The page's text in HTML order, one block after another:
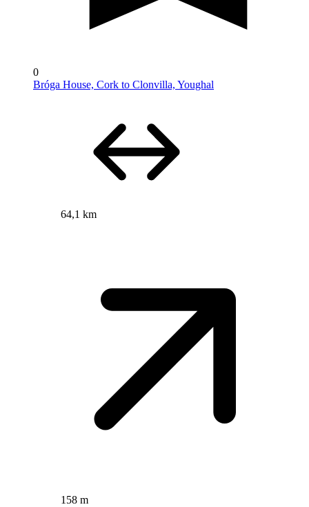
0
Bróga House, Cork to Clonvilla, Youghal
64,1 km
158 m